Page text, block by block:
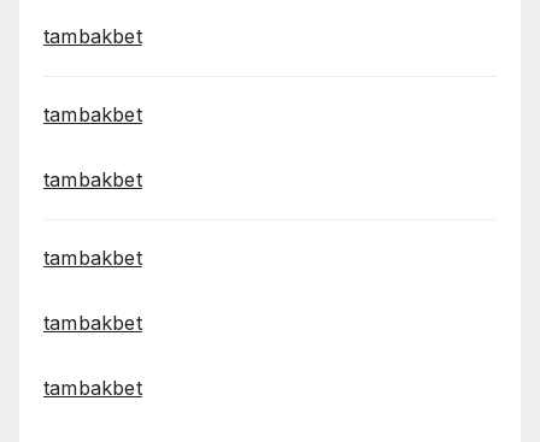
tambakbet
tambakbet
tambakbet
tambakbet
tambakbet
tambakbet